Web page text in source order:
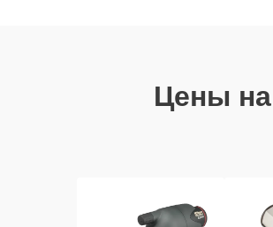
Цены